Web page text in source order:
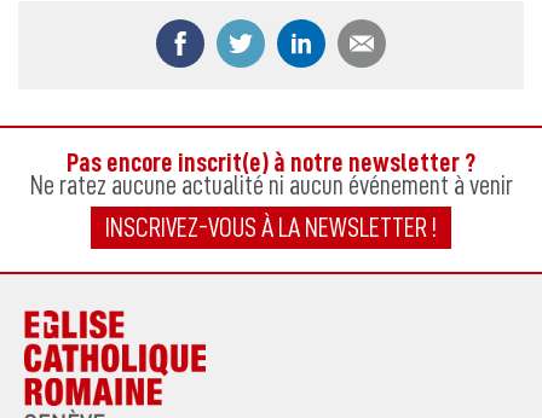
Partager ce contenu sur Facebook
Partager ce contenu sur Twitter
Partager ce contenu
Pas encore inscrit(e) à notre newsletter ?
Ne ratez aucune actualité ni aucun événement à venir
INSCRIVEZ-VOUS À LA NEWSLETTER !